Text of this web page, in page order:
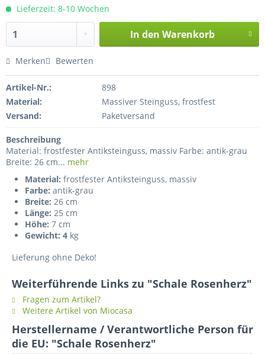
Lieferzeit: 8-10 Wochen
In den Warenkorb
Merken Bewerten
Artikel-Nr.:
898
Material:
Massiver Steinguss, frostfest
Versand:
Paketversand
Beschreibung
Material: frostfester Antiksteinguss, massiv Farbe: antik-grau
Breite: 26 cm... mehr
Material: frostfester Antiksteinguss, massiv
Farbe: antik-grau
Breite: 26 cm
Länge: 25 cm
Höhe: 7 cm
Gewicht: 4 kg
Lieferung ohne Deko!
Weiterführende Links zu "Schale Rosenherz"
Fragen zum Artikel?
Weitere Artikel von Miocasa
Herstellername / Verantwortliche Person für
die EU: "Schale Rosenherz"